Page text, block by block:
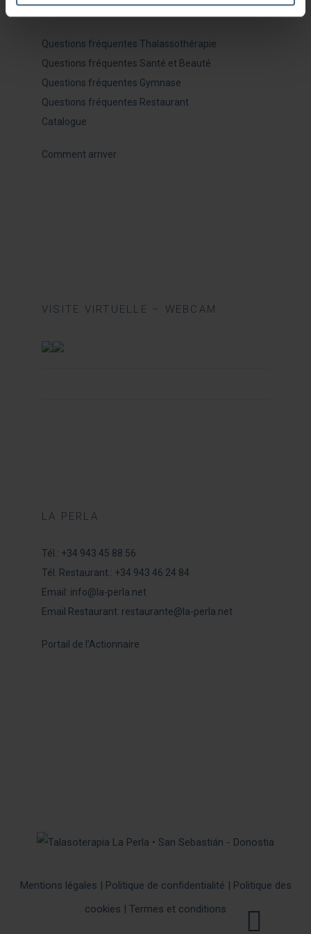
INFORMATION PERTINENTE
Questions fréquentes Thalassothérapie
Questions fréquentes Santé et Beauté
Questions fréquentes Gymnase
Questions fréquentes Restaurant
Catalogue
Comment arriver
VISITE VIRTUELLE – WEBCAM
LA PERLA
Tél.: +34 943 45 88 56
Tél. Restaurant.: +34 943 46 24 84
Email: info@la-perla.net
Email Restaurant: restaurante@la-perla.net
Portail de l’Actionnaire
Mentions légales | Politique de confidentialité | Politique des
cookies | Termes et conditions